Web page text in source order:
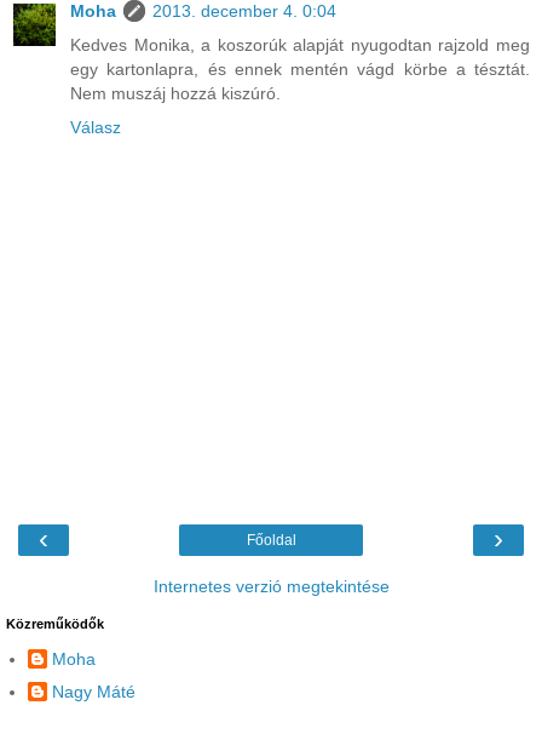
Moha
2013. december 4. 0:04
Kedves Monika, a koszorúk alapját nyugodtan rajzold meg
egy kartonlapra, és ennek mentén vágd körbe a tésztát.
Nem muszáj hozzá kiszúró.
Válasz
‹ ›
Főoldal
Internetes verzió megtekintése
Közreműködők
Moha
Nagy Máté